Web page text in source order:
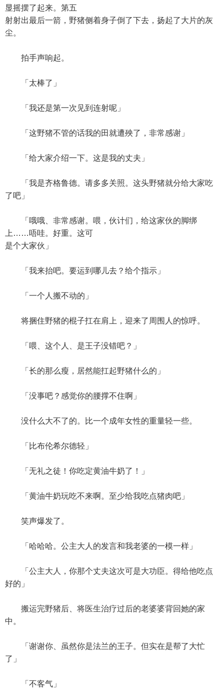
显摇摆了起来。第五
射射出最后一箭，野猪侧着身子倒了下去，扬起了大片的灰
尘。
拍手声响起。
「太棒了」
「我还是第一次见到连射呢」
「这野猪不管的话我的田就遭殃了，非常感谢」
「给大家介绍一下。这是我的丈夫」
「我是齐格鲁德。请多多关照。这头野猪就分给大家吃
了吧」
「哦哦、非常感谢。喂，伙计们，给这家伙的脚绑
上……唔哇。好重。这可
是个大家伙」
「我来抬吧。要运到哪儿去？给个指示」
「一个人搬不动的」
将捆住野猪的棍子扛在肩上，迎来了周围人的惊呼。
「喂、这个人、是王子没错吧？」
「长的那么瘦，居然能扛起野猪什么的」
「没事吧？感觉你的腰撑不住啊」
没什么大不了的。比一个成年女性的重量轻一些。
「比布伦希尔德轻」
「无礼之徒！你吃定黄油牛奶了！」
「黄油牛奶玩吃不来啊。至少给我吃点猪肉吧」
笑声爆发了。
「哈哈哈。公主大人的发言和我老婆的一模一样」
「公主大人，你那个丈夫这次可是大功臣。得给他吃点
好的」
搬运完野猪后、将医生治疗过后的老婆婆背回她的家
中。
「谢谢你、虽然你是法兰的王子。但实在是帮了大忙
了」
「不客气」